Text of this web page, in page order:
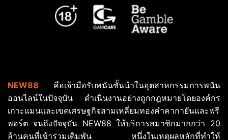
NEW88 คือเจ้ามือรับพนันชั้นนำในอุตสาหกรรมการพนัน
ออนไลน์ในปัจจุบัน ดำเนินงานอย่างถูกกฎหมายโดยองค์กร
เกาะแมนและเขตเศรษฐกิจสามเหลี่ยมทองคำคากายันและฟรี
พอร์ต จนถึงปัจจุบัน NEW88 ให้บริการสมาชิกมากกว่า 20
ล้านคนที่เข้าร่วมเดิมพัน หนึ่งในเหตุผลหลักที่ทำให้